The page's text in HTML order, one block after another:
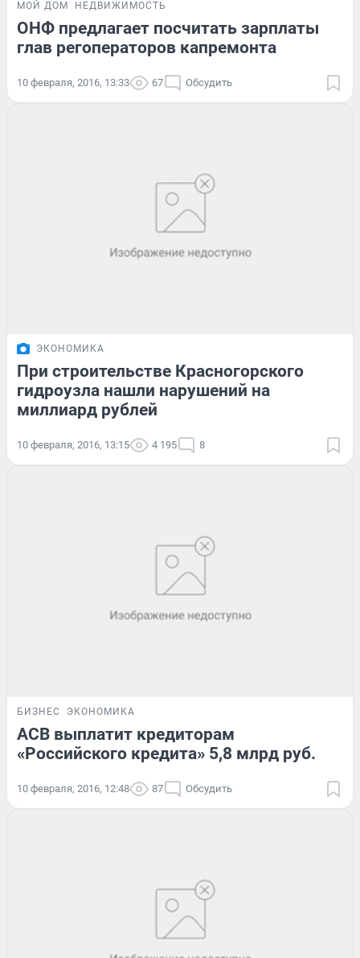
МОЙ ДОМ НЕДВИЖИМОСТЬ
ОНФ предлагает посчитать зарплаты
глав регоператоров капремонта
10 февраля, 2016, 13:33 67 Обсудить
ЭКОНОМИКА
При строительстве Красногорского
гидроузла нашли нарушений на
миллиард рублей
10 февраля, 2016, 13:15 4 195 8
БИЗНЕС ЭКОНОМИКА
АСВ выплатит кредиторам
«Российского кредита» 5,8 млрд руб.
10 февраля, 2016, 12:48 87 Обсудить